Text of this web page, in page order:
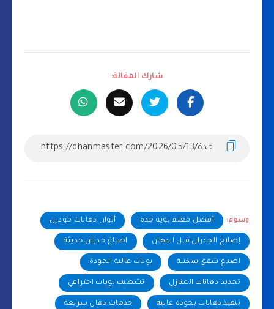
شارك المقالة:
وسوم: أفضل معلم بوية جدة ألوان دهانات مودرن
إصلاح الجدران قبل الدهان اصباغ جدران حديثة
اصباغ شقق سكنية بويات عالية الجودة
تجديد دهانات المنازل تشطيب بويات احترافي
تنفيذ دهانات بجودة عالية خدمات دهان سريعة